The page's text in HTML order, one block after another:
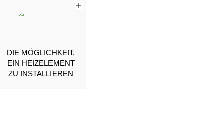
DIE MÖGLICHKEIT,
EIN HEIZELEMENT
ZU INSTALLIEREN